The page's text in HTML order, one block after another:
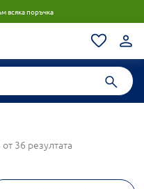
всяка поръчка
от 36 резултата